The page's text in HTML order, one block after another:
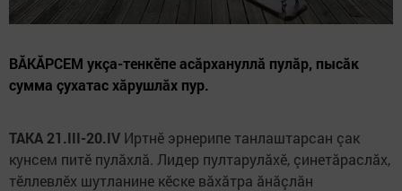
ВĂКĂРСЕМ укçа-тенкӗпе асăрхануллă пулăр, пысăк
сумма çухатас хăрушлăх пур.
ТАКА 21.III-20.IV Иртнӗ эрнерипе танлаштарсан çак
кунсем питӗ пулăхлă. Лидер пултарулăхӗ, çинетăраслăх,
тӗллевлӗх шутланине кӗске вăхăтра ăнăçлăн